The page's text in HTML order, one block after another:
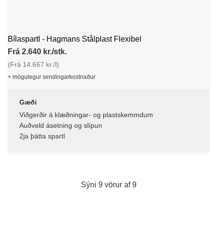
Bílaspartl - Hagmans Stålplast Flexibel
Frá 2.640 kr./stk.
(Frá 14.667 kr./l)
+ mögulegur sendingarkostnaður
Gæði
Viðgerðir á klæðningar- og plastskemmdum
Auðveld ásetning og slípun
2ja þátta spartl
Sýni 9 vörur af 9